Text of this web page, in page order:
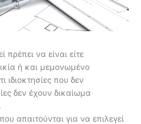
πρέπει να είναι είτε
ή και μεμονωμένο
ιδιοκτησίες που δεν
δεν έχουν δικαίωμα
απαιτούνται για να επιλεγεί